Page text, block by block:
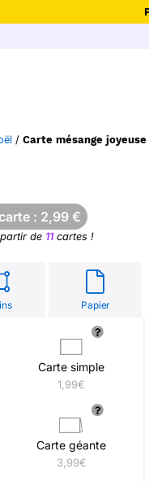
/ Carte mésange
: 2,99 €
de 11cartes !
Papier
Carte simple
1,99€
Carte géante
3,99€